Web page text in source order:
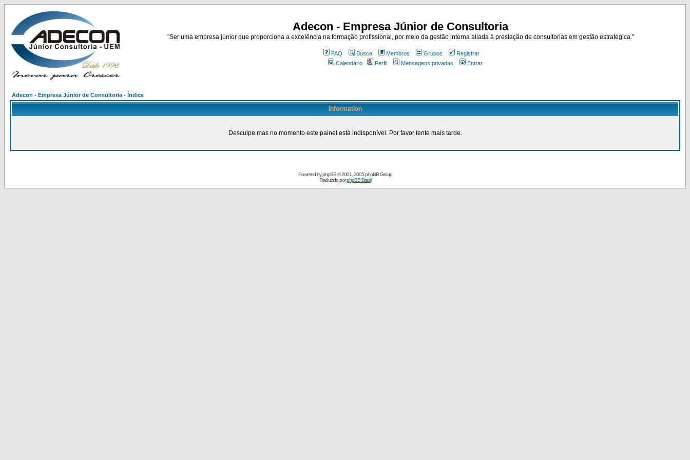
Adecon - Empresa Júnior de Consultoria
"Ser uma empresa júnior que proporciona a excelência na formação profissional, por meio da gestão interna aliada à prestação de consultorias em gestão estratégica."
FAQ Busca Membros Grupos
Registrar
Calendário
Perfil Mensagens privadas Entrar
Adecon - Empresa Júnior de Consultoria - Índice
Information
Desculpe mas no momento este painel está indisponível. Por favor tente mais tarde.
Powered byphpBB© 2001, 2005 phpBB Group
Traduzido porphpBB Brasil